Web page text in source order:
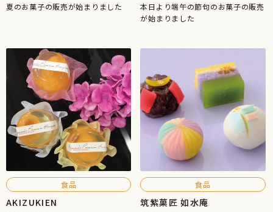
夏のお菓子の販売が始まりました
本日より端午の節句のお菓子の販売
が始まりました
食品
AKIZUKIEN
食品
筑紫菓匠 如水庵